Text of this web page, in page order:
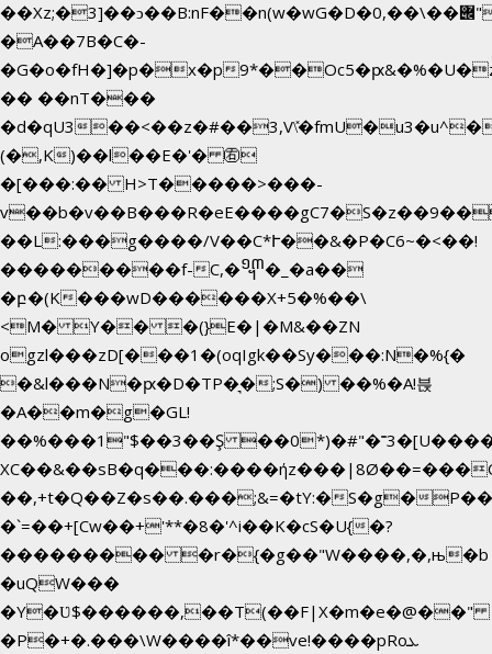
��Xz;�3]��ͻ��B:nF��n(w�wG�D�݌��\��,0"�
�A��7B�C�-
�G�o�fH�]�p�x�p
�� ��nT���
�d�qU3
(�,K)��l��E�'� ㊨
�[���:�� H>T�����>���-
��L:���g����/V��C*Ւ��&�P�C6~�<��!
���������f-C,�᧭�_�a��
�բ�(K���wD������X+5�%��\
<M� Y�� �(}E�|�M&��ZN
ogzl���zD[���1�(oqIgk��Sy���:N�%{�
�&l���N�ԗ�D�TP�͉�;S�) ��%�A!븑
�A��m�g�GL!
��%���1"$��3��Ş
��,+t�Q��Z�s��.���;&=�tY:�S�g�
�`=��+[Cw��+'**�8�'^i��K�cS�U{�?
��������� �r�{�g��"W����,�,њ�b
�uQW���
�Y�Ʋ$������,��T(��F|X�m�e�@��"
�P�+�.���\W����î*��ve!����pRoܥ